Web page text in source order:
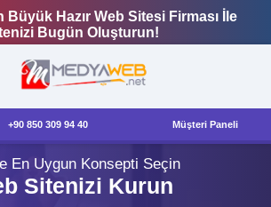
Hazır Web Sitesi Firması İle
Bugün Oluşturun!
+90 850 309 94 40 Müşteri Paneli
En Uygun Konsepti Seçin
Sitenizi Kurun